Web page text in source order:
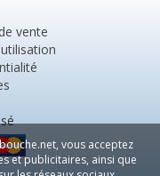
vente
vous acceptez
et publicitaires, ainsi que